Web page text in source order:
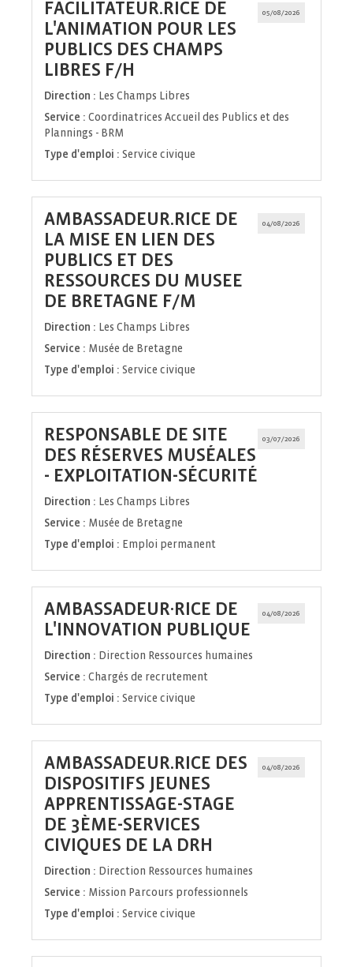
05/08/2026
FACILITATEUR.RICE DE
L'ANIMATION POUR LES
PUBLICS DES CHAMPS
LIBRES F/H
fenêtre)
Direction : Les Champs Libres
Service : Coordinatrices Accueil des Publics et des
Plannings - BRM
Type d'emploi : Service civique
04/08/2026
AMBASSADEUR.RICE DE
LA MISE EN LIEN DES
PUBLICS ET DES
RESSOURCES DU MUSEE
DE BRETAGNE F/M
Direction : Les Champs Libres
Service : Musée de Bretagne
Type d'emploi : Service civique
03/07/2026
RESPONSABLE DE SITE
DES RÉSERVES MUSÉALES
- EXPLOITATION-SÉCURITÉ
Direction : Les Champs Libres
Service : Musée de Bretagne
Type d'emploi : Emploi permanent
04/08/2026
AMBASSADEUR·RICE DE
L'INNOVATION PUBLIQUE
fenêtre)
Direction : Direction Ressources humaines
Service : Chargés de recrutement
Type d'emploi : Service civique
04/08/2026
AMBASSADEUR.RICE DES
DISPOSITIFS JEUNES
APPRENTISSAGE-STAGE
DE 3ÈME-SERVICES
CIVIQUES DE LA DRH
fenêtre)
Direction : Direction Ressources humaines
Service : Mission Parcours professionnels
Type d'emploi : Service civique